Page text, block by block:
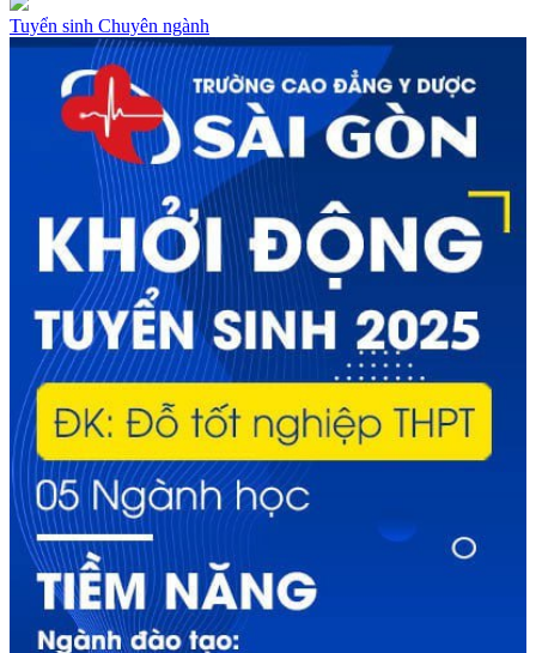
Tuyển sinh Chuyên ngành